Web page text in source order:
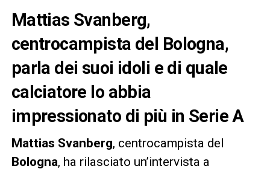
Mattias Svanberg,
centrocampista del Bologna,
parla dei suoi idoli e di quale
calciatore lo abbia
impressionato di più in Serie A
Mattias Svanberg, centrocampista del
Bologna, ha rilasciato un’intervista a